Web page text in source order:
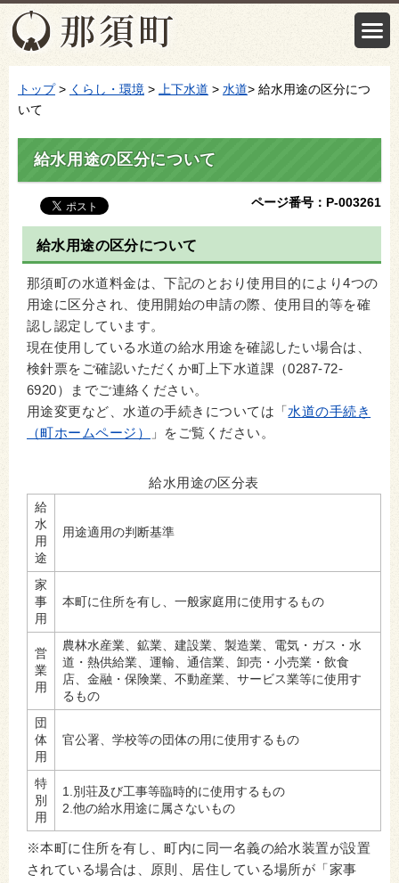
トップ> くらし・環境 > 上下水道 > 水道> 給水用途の区分につ
いて
給水用途の区分について
ページ番号：P-003261
給水用途の区分について
那須町の水道料金は、下記のとおり使用目的により4つの
用途に区分され、使用開始の申請の際、使用目的等を確
認し認定しています。
現在使用している水道の給水用途を確認したい場合は、
検針票をご確認いただくか町上下水道課（0287-72-
6920）までご連絡ください。
用途変更など、水道の手続きについては「水道の手続き
（町ホームページ）
」をご覧ください。
給水用途の区分表
給
水
用
途
用途適用の判断基準
家
事
用
本町に住所を有し、一般家庭用に使用するもの
営
業
用
農林水産業、鉱業、建設業、製造業、電気・ガス・水
道・熱供給業、運輸、通信業、卸売・小売業・飲食
店、金融・保険業、不動産業、サービス業等に使用す
るもの
団
体
用
官公署、学校等の団体の用に使用するもの
特
別
用
1.別荘及び工事等臨時的に使用するもの
2.他の給水用途に属さないもの
※本町に住所を有し、町内に同一名義の給水装置が設置
されている場合は、原則、居住している場所が「家事